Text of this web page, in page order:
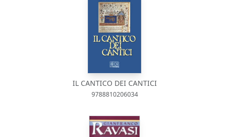
IL CANTICO DEI CANTICI
9788810206034